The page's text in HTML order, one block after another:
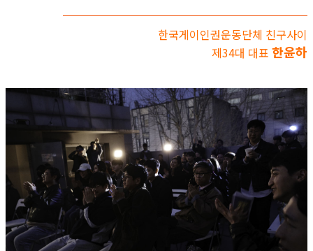
한국게이인권운동단체 친구사이
제34대 대표 한윤하